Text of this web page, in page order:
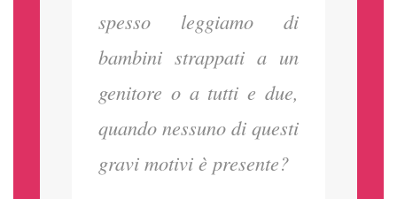
spesso leggiamo di
bambini strappati a un
genitore o a tutti e due,
quando nessuno di questi
gravi motivi è presente?